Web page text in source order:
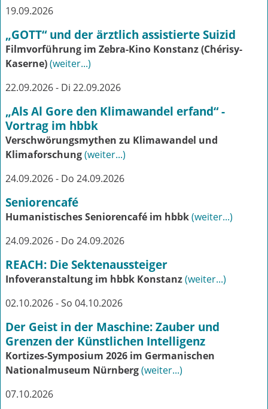
19.09.2026
„GOTT“ und der ärztlich assistierte Suizid
Filmvorführung im Zebra-Kino Konstanz (Chérisy-
Kaserne)(weiter...)
22.09.2026 - Di 22.09.2026
„Als Al Gore den Klimawandel erfand“ -
Vortrag im hbbk
Verschwörungsmythen zu Klimawandel und
Klimaforschung(weiter...)
24.09.2026 - Do 24.09.2026
Seniorencafé
Humanistisches Seniorencafé im hbbk(weiter...)
24.09.2026 - Do 24.09.2026
REACH: Die Sektenaussteiger
Infoveranstaltung im hbbk Konstanz(weiter...)
02.10.2026 - So 04.10.2026
Der Geist in der Maschine: Zauber und
Grenzen der Künstlichen Intelligenz
Kortizes-Symposium 2026 im Germanischen
Nationalmuseum Nürnberg(weiter...)
07.10.2026